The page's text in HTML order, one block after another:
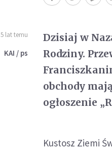
5 lat temu
KAI / ps
Dzisiaj w
Rodziny.
obchody
ogłoszenie
Kustosz Ziemi